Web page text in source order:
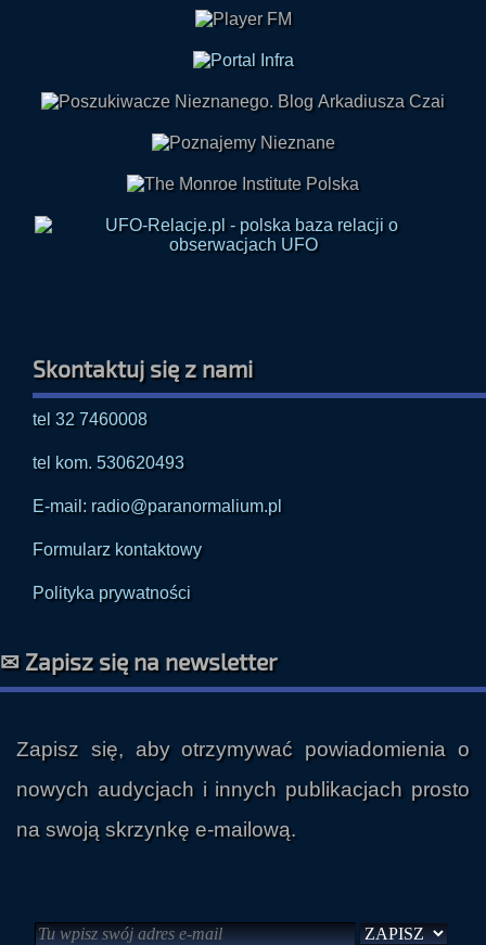
Skontaktuj się z nami
tel 32 7460008
tel kom. 530620493
E-mail: radio@paranormalium.pl
Formularz kontaktowy
Polityka prywatności
✉ Zapisz się na newsletter
Zapisz się, aby otrzymywać powiadomienia o
nowych audycjach i innych publikacjach prosto
na swoją skrzynkę e-mailową.